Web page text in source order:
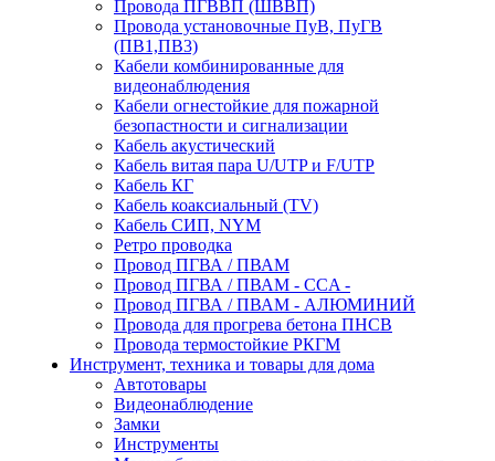
Провода ПГВВП (ШВВП)
Провода установочные ПуВ, ПуГВ
(ПВ1,ПВ3)
Кабели комбинированные для
видеонаблюдения
Кабели огнестойкие для пожарной
безопастности и сигнализации
Кабель акустический
Кабель витая пара U/UTP и F/UTP
Кабель КГ
Кабель коаксиальный (TV)
Кабель СИП, NYM
Ретро проводка
Провод ПГВА / ПВАМ
Провод ПГВА / ПВАМ - CCA -
Провод ПГВА / ПВАМ - АЛЮМИНИЙ
Провода для прогрева бетона ПНСВ
Провода термостойкие РКГМ
Инструмент, техника и товары для дома
Автотовары
Видеонаблюдение
Замки
Инструменты